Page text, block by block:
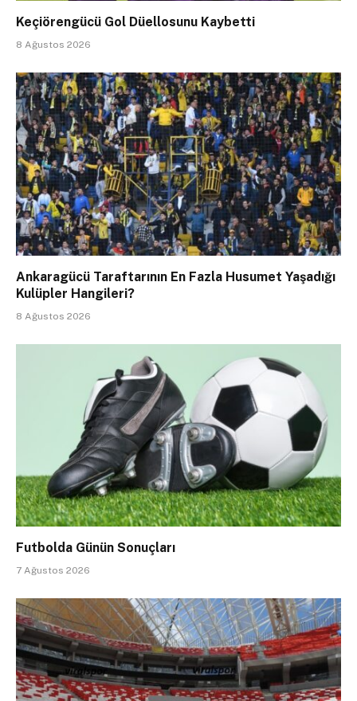
Keçiörengücü Gol Düellosunu Kaybetti
8 Ağustos 2026
Ankaragücü Taraftarının En Fazla Husumet Yaşadığı
Kulüpler Hangileri?
8 Ağustos 2026
Futbolda Günün Sonuçları
7 Ağustos 2026